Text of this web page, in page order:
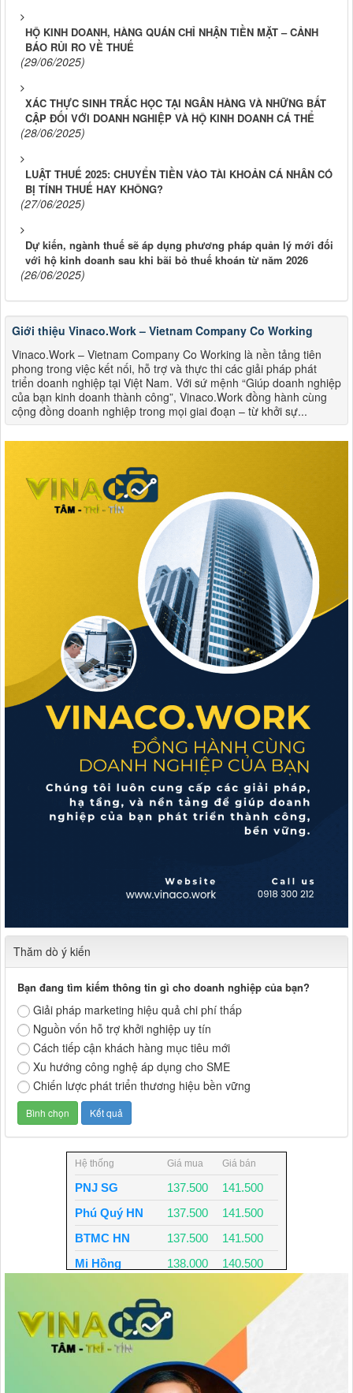
HỘ KINH DOANH, HÀNG QUÁN CHỈ NHẬN TIỀN MẶT – CẢNH
BÁO RỦI RO VỀ THUẾ
(29/06/2025)
XÁC THỰC SINH TRẮC HỌC TẠI NGÂN HÀNG VÀ NHỮNG BẤT
CẬP ĐỐI VỚI DOANH NGHIỆP VÀ HỘ KINH DOANH CÁ THỂ
(28/06/2025)
LUẬT THUẾ 2025: CHUYỂN TIỀN VÀO TÀI KHOẢN CÁ NHÂN CÓ
BỊ TÍNH THUẾ HAY KHÔNG?
(27/06/2025)
Dự kiến, ngành thuế sẽ áp dụng phương pháp quản lý mới đối
với hộ kinh doanh sau khi bãi bỏ thuế khoán từ năm 2026
(26/06/2025)
Giới thiệu Vinaco.Work – Vietnam Company Co Working
Vinaco.Work – Vietnam Company Co Working là nền tảng tiên
phong trong việc kết nối, hỗ trợ và thực thi các giải pháp phát
triển doanh nghiệp tại Việt Nam. Với sứ mệnh “Giúp doanh nghiệp
của bạn kinh doanh thành công”, Vinaco.Work đồng hành cùng
cộng đồng doanh nghiệp trong mọi giai đoạn – từ khởi sự...
Thăm dò ý kiến
Bạn đang tìm kiếm thông tin gì cho doanh nghiệp của bạn?
Giải pháp marketing hiệu quả chi phí thấp
Nguồn vốn hỗ trợ khởi nghiệp uy tín
Cách tiếp cận khách hàng mục tiêu mới
Xu hướng công nghệ áp dụng cho SME
Chiến lược phát triển thương hiệu bền vững